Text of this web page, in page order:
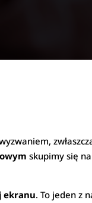
skupimy się
ekranu. To jeden z